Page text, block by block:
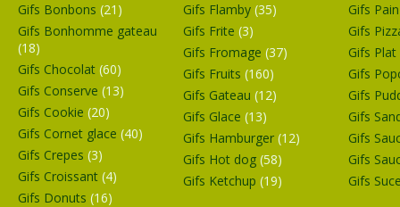
Gifs Bonbons (21)
Gifs Bonhomme gateau
(18)
Gifs Chocolat (60)
Gifs Conserve (13)
Gifs Cookie (20)
Gifs Cornet glace (40)
Gifs Crepes (3)
Gifs Croissant (4)
Gifs Donuts (16)
Gifs Flamby (35)
Gifs Frite (3)
Gifs Fromage (37)
Gifs Fruits (160)
Gifs Gateau (12)
Gifs Glace (13)
Gifs Hamburger (12)
Gifs Hot dog (58)
Gifs Ketchup (19)
Gifs
Gifs
Gifs Plat
Gifs
Gifs
Gifs
Gifs
Gifs
Gifs